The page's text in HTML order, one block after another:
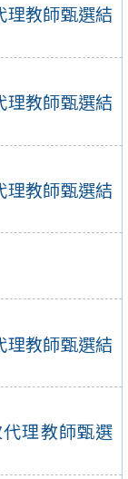
教師甄選結
教師甄選結
教師甄選結
教師甄選結
理教師甄選